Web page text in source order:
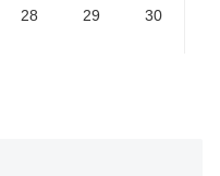
28 29
30